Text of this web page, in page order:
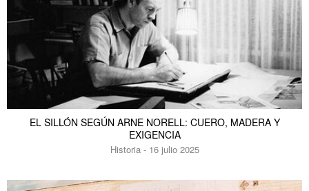
EL SILLÓN SEGÚN ARNE NORELL: CUERO, MADERA Y
EXIGENCIA
Historia - 16 julio 2025